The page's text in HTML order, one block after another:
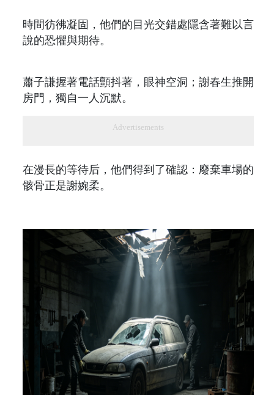
時間彷彿凝固，他們的目光交錯處隱含著難以言
說的恐懼與期待。
蕭子謙握著電話顫抖著，眼神空洞；謝春生推開
房門，獨自一人沉默。
Advertisements
在漫長的等待后，他們得到了確認：廢棄車場的
骸骨正是謝婉柔。